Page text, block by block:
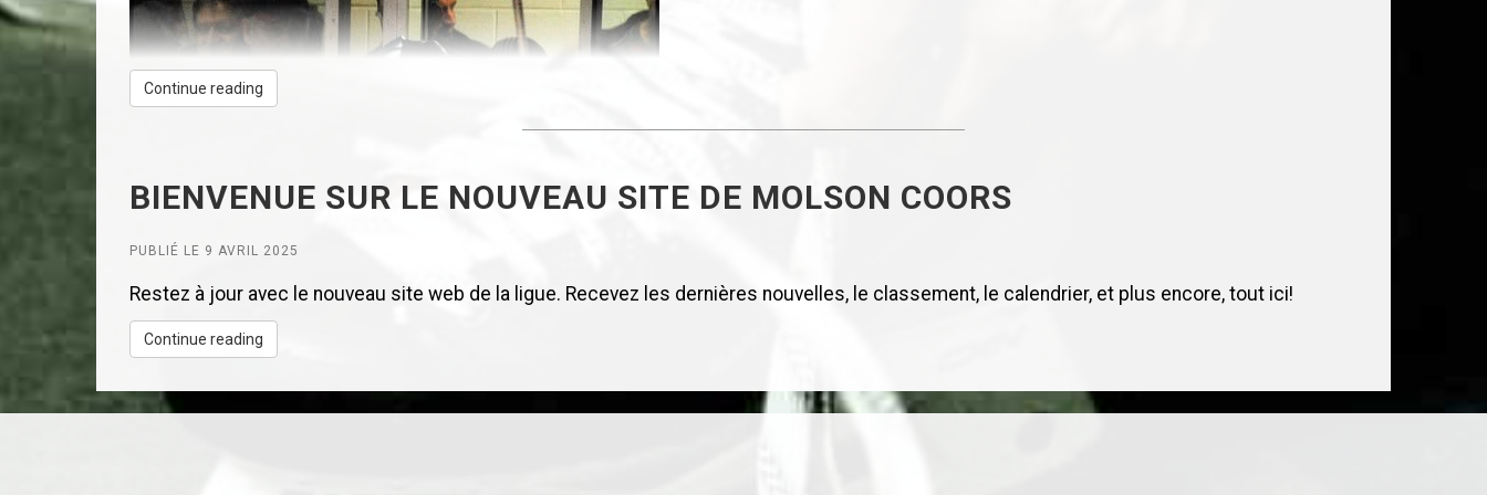
JOUEUR DE LA SEMAINE – LIGUE MOLSON COORS
YVAN DUMIDOV
Continue reading
BIENVENUE SUR LE NOUVEAU SITE DE MOLSON COORS
PUBLIÉ LE 9 AVRIL 2025
Restez à jour avec le nouveau site web de la ligue. Recevez les dernières nouvelles, le classement, le calendrier, et plus encore, tout ici!
Continue reading